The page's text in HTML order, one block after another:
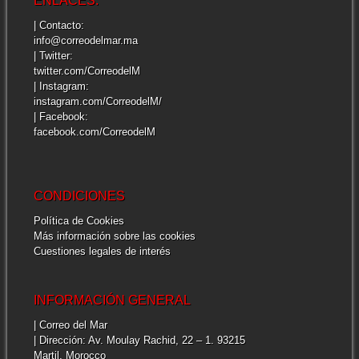
| Contacto:
info@correodelmar.ma
| Twitter:
twitter.com/CorreodelM
| Instagram:
instagram.com/CorreodelM/
| Facebook:
facebook.com/CorreodelM
CONDICIONES
Política de Cookies
Más información sobre las cookies
Cuestiones legales de interés
INFORMACIÓN GENERAL
| Correo del Mar
| Dirección: Av. Moulay Rachid, 22 – 1. 93215
Martil, Morocco